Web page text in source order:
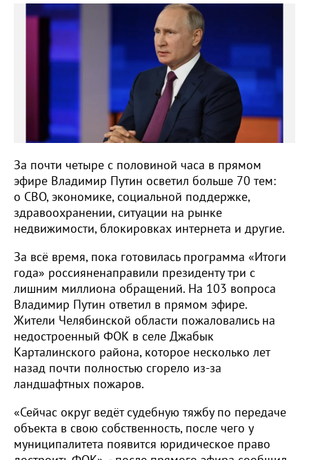
За почти четыре с половиной часа в прямом
эфире Владимир Путин осветил больше 70 тем:
о СВО, экономике, социальной поддержке,
здравоохранении, ситуации на рынке
недвижимости, блокировках интернета и другие.
За всё время, пока готовилась программа «Итоги
года» россияненаправили президенту три с
лишним миллиона обращений. На 103 вопроса
Владимир Путин ответил в прямом эфире.
Жители Челябинской области пожаловались на
недостроенный ФОК в селе Джабык
Карталинского района, которое несколько лет
назад почти полностью сгорело из-за
ландшафтных пожаров.
«Сейчас округ ведёт судебную тяжбу по передаче
объекта в свою собственность, после чего у
муниципалитета появится юридическое право